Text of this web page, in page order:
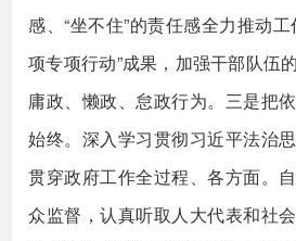
感、“坐不住”的责任感全力推动
项专项行动”成果，加强干部队伍
庸政、懒政、怠政行为。三是把
始终。深入学习贯彻习近平法治
贯穿政府工作全过程、各方面。
众监督，认真听取人大代表和社